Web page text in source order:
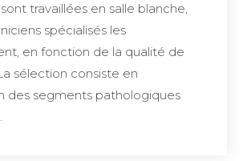
travaillées en salle blanche,
spécialisés les
en fonction de la qualité de
sélection consiste en
des segments pathologiques